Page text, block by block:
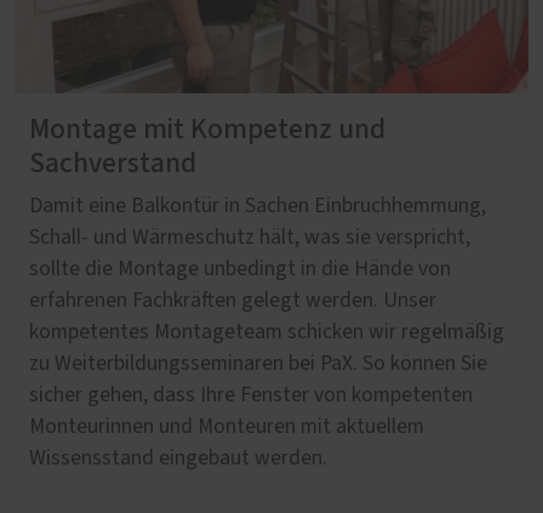
Montage mit Kompetenz und
Sachverstand
Damit eine Balkontür in Sachen Einbruchhemmung,
Schall- und Wärmeschutz hält, was sie verspricht,
sollte die Montage unbedingt in die Hände von
erfahrenen Fachkräften gelegt werden. Unser
kompetentes Montageteam schicken wir regelmäßig
zu Weiterbildungsseminaren bei PaX. So können Sie
sicher gehen, dass Ihre Fenster von kompetenten
Monteurinnen und Monteuren mit aktuellem
Wissensstand eingebaut werden.